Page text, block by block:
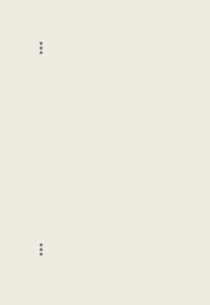
more_vert
more_vert